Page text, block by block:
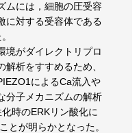
ムには，細胞の圧受容
に対する受容体である
境がダイレクトリプロ
析をすすめるため、
によるCa流入や
分子メカニズムの解析
時のERKリン酸化に
とが明らかとなった。